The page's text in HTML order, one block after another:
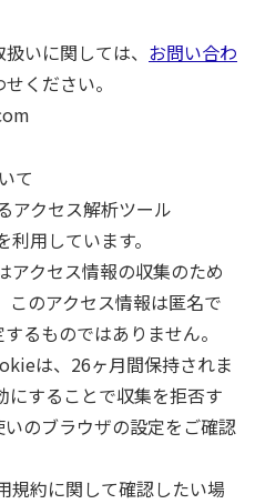
いに関しては、 お問い合わ
ください。
て
アクセス解析ツール
用しています。
アクセス情報の収集のため
のアクセス情報は匿名で
るものではありません。
は、26ヶ月間保持されま
することで収集を拒否す
のブラウザの設定をご確認
規約に関して確認したい場